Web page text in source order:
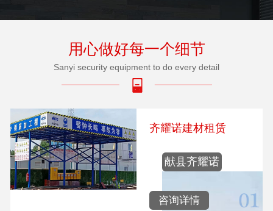
用心做好每一个细节
Sanyi security equipment to do every detail
齐耀诺建材租赁
献县齐耀诺
咨询详情